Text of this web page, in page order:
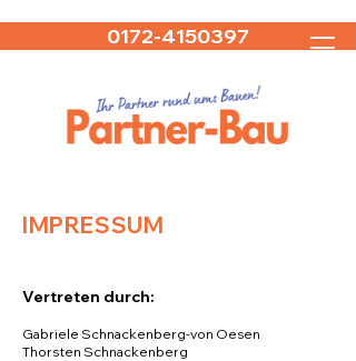
0172-4150397
IMPRESSUM
Vertreten durch:
Gabriele Schnackenberg-von Oesen
Thorsten Schnackenberg